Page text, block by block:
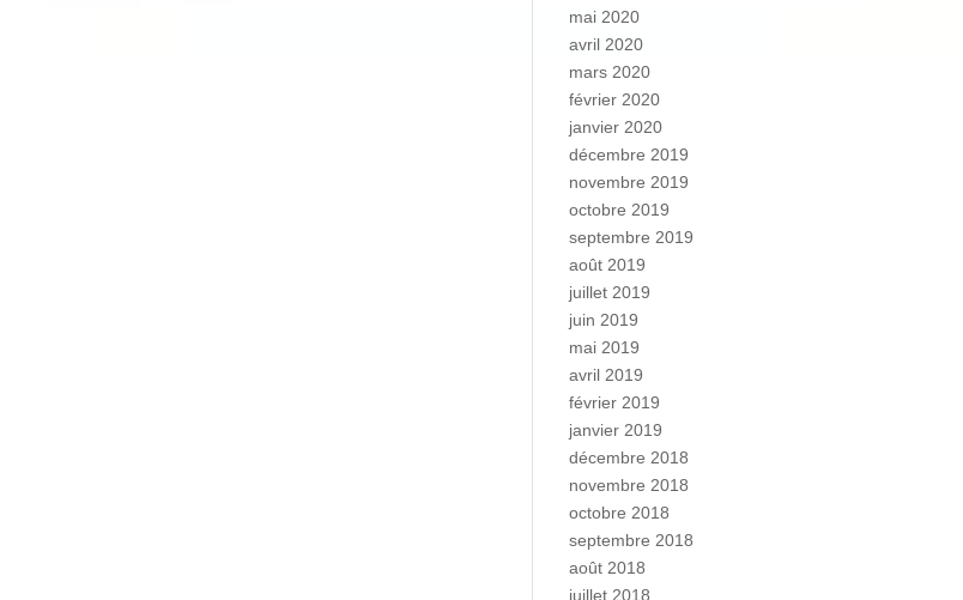
mai 2020
avril 2020
mars 2020
février 2020
janvier 2020
décembre 2019
novembre 2019
octobre 2019
septembre 2019
août 2019
juillet 2019
juin 2019
mai 2019
avril 2019
février 2019
janvier 2019
décembre 2018
novembre 2018
octobre 2018
septembre 2018
août 2018
juillet 2018